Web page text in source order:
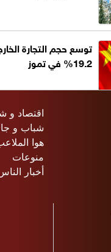
توسع حجم التجارة
19.2% في تموز
اقتصاد و
شباب و
هوا
منوعات
أخبار